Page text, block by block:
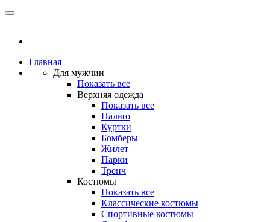
Главная
Для мужчин
Показать все
Верхняя одежда
Показать все
Пальто
Куртки
Бомберы
Жилет
Парки
Тренч
Костюмы
Показать все
Классические костюмы
Спортивные костюмы